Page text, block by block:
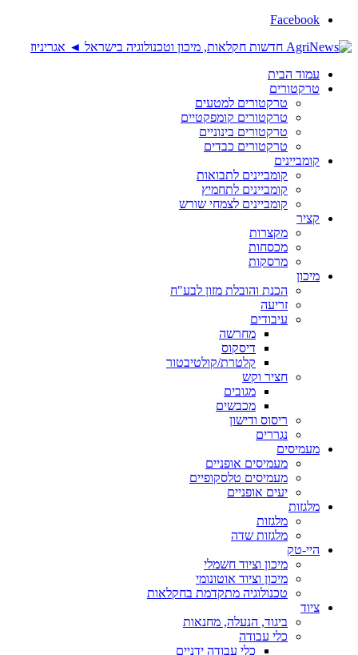
Facebook
עמוד הבית
טרקטורים
טרקטורים למטעים
טרקטורים קומפקטיים
טרקטורים בינוניים
טרקטורים כבדים
קומביינים
קומביינים לתבואות
קומביינים לתחמיץ
קומביינים לצמחי שורש
קציר
מקצרות
מכסחות
מרסקות
מיכון
הכנת והובלת מזון לבע"ח
זריעה
עיבודים
מחרשה
דיסקוס
קלטרת/קולטיבטור
חציר וקש
מגובים
מכבשים
ריסוס ודישון
נגררים
מעמיסים
מעמיסים אופניים
מעמיסים טלסקופיים
יעים אופניים
מלגזות
מלגזות
מלגזות שדה
היי-טק
מיכון וציוד חשמלי
מיכון וציוד אוטונומי
טכנולוגיה מתקדמת בחקלאות
ציוד
ביגוד, הנעלה, מחנאות
כלי עבודה
כלי עבודה ידניים